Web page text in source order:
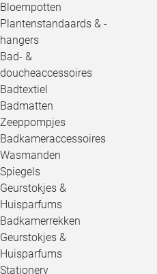
Bloempotten
Plantenstandaards & -
hangers
Bad- &
doucheaccessoires
Badtextiel
Badmatten
Zeeppompjes
Badkameraccessoires
Wasmanden
Spiegels
Geurstokjes &
Huisparfums
Badkamerrekken
Geurstokjes &
Huisparfums
Stationery